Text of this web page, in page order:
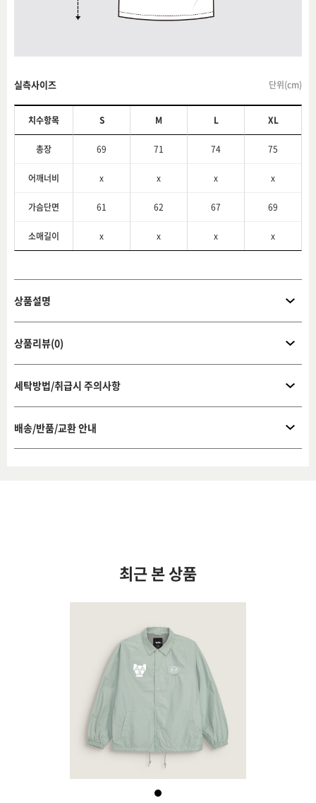
실측사이즈 단위(cm)
치수항목 S M L XL
총장 69 71 74 75
어깨너비 x x x x
가슴단면 61 62 67 69
소매길이 x x x x
상품설명
상품리뷰(0)
세탁방법/취급시 주의사항
배송/반품/교환 안내
최근 본 상품